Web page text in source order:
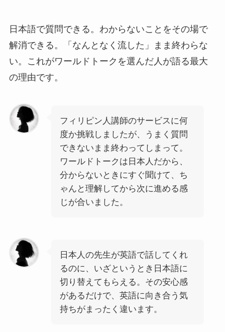
日本語で質問できる。わからないことをその場で
解消できる。「なんとなく流した」まま終わらな
い。これがワールドトークを選んだ人が語る最大
の理由です。
フィリピン人講師のサービスに何
度か挑戦しましたが、うまく質問
できないまま終わってしまって。
ワールドトークは日本人だから、
分からないときにすぐ聞けて、ち
ゃんと理解してから次に進める感
じが合いました。
日本人の先生が英語で話してくれ
るのに、いざというとき日本語に
切り替えてもらえる。その安心感
があるだけで、英語に向き合う気
持ちがまったく違います。